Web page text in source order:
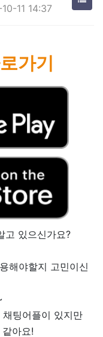
11 14:37
가기
고 있으신가요?
해야할지 고민이신
팅어플이 있지만
아요!